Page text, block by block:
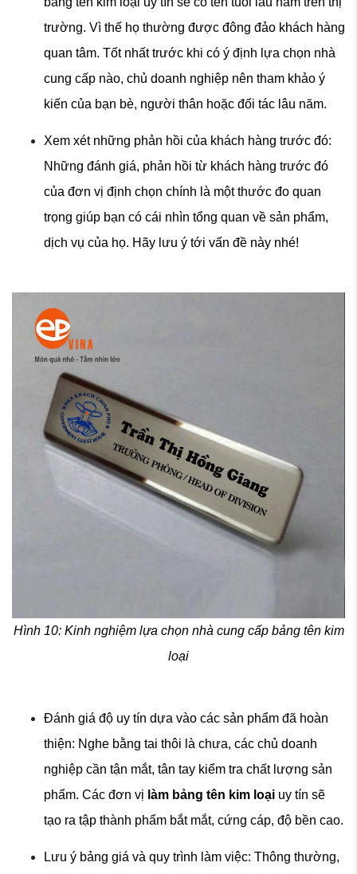
trường. Vì thế họ thường được đông đảo khách hàng
quan tâm. Tốt nhất trước khi có ý định lựa chọn nhà
cung cấp nào, chủ doanh nghiệp nên tham khảo ý
kiến của bạn bè, người thân hoặc đối tác lâu năm.
Xem xét những phản hồi của khách hàng trước đó:
Những đánh giá, phản hồi từ khách hàng trước đó
của đơn vị định chọn chính là một thước đo quan
trọng giúp bạn có cái nhìn tổng quan về sản phẩm,
dịch vụ của họ. Hãy lưu ý tới vấn đề này nhé!
Hình 10: Kinh nghiệm lựa chọn nhà cung cấp bảng tên kim
loại
Đánh giá độ uy tín dựa vào các sản phẩm đã hoàn
thiện: Nghe bằng tai thôi là chưa, các chủ doanh
nghiệp cần tận mắt, tân tay kiểm tra chất lượng sản
phẩm. Các đơn vị làm bảng tên kim loại uy tín sẽ
tạo ra tập thành phẩm bắt mắt, cứng cáp, độ bền cao.
Lưu ý bảng giá và quy trình làm việc: Thông thường,